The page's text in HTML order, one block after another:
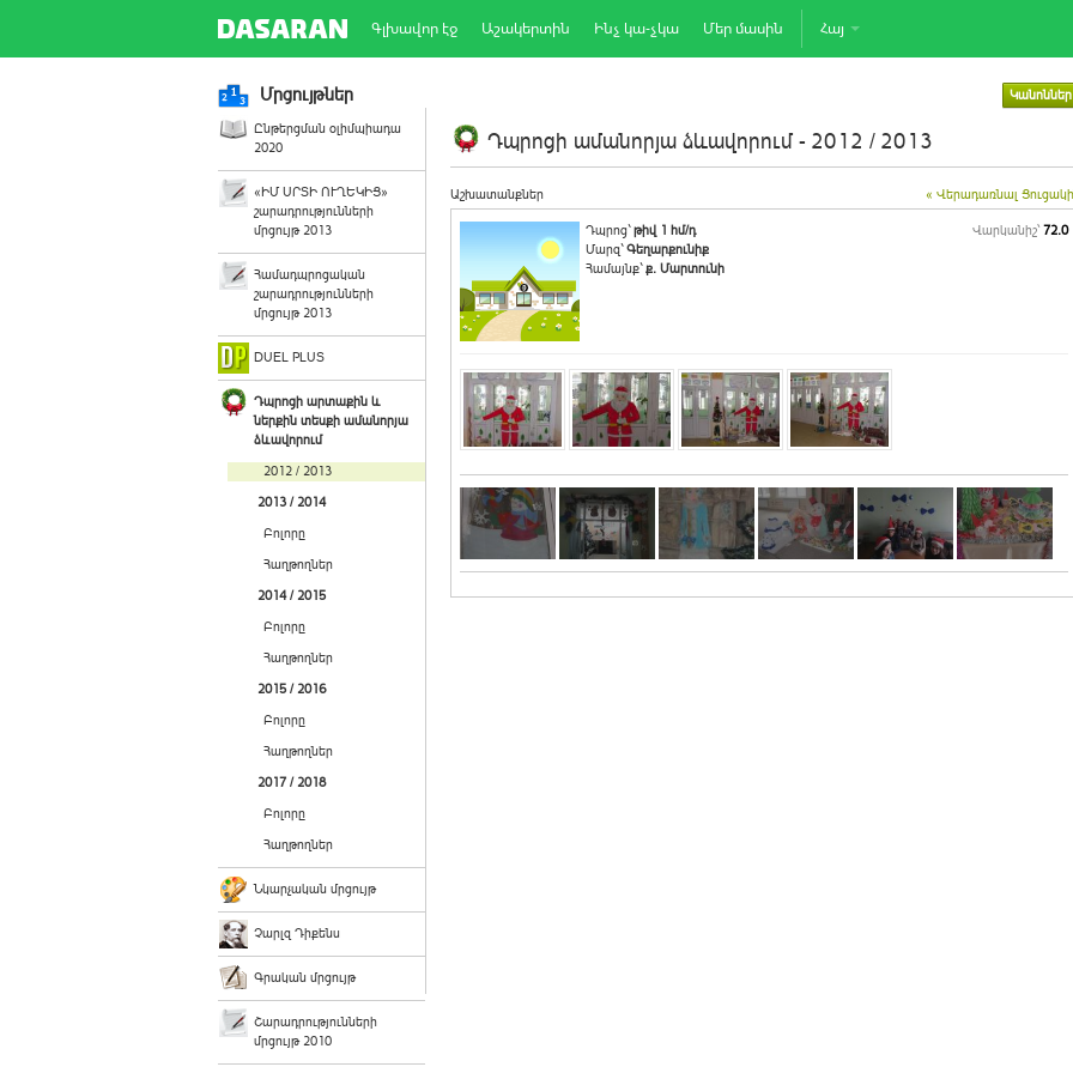
Գլխավոր էջ Աշակերտին Ինչ կա-չկա Մեր մասին Հայ
Մրցույթներ Կանոններ
Ընթերցման օլիմպիադա
2020
«ԻՄ ՍՐՏԻ ՈՒՂԵԿԻՑ»
շարադրությունների
մրցույթ 2013
Համադպրոցական
շարադրությունների
մրցույթ 2013
DUEL PLUS
Դպրոցի արտաքին և
ներքին տեսքի ամանորյա
ձևավորում
2012 / 2013
2013 / 2014
Բոլորը
Հաղթողներ
2014 / 2015
Բոլորը
Հաղթողներ
2015 / 2016
Բոլորը
Հաղթողներ
2017 / 2018
Բոլորը
Հաղթողներ
Նկարչական մրցույթ
Չարլզ Դիքենս
Գրական մրցույթ
Շարադրությունների
մրցույթ 2010
Դպրոցի ամանորյա ձևավորում - 2012 / 2013
Աշխատանքներ « Վերադառնալ
Դպրոց`թիվ 1 հմ/դ
Մարզ`Գեղարքունիք
Համայնք`ք. Մարտունի
Վարկանիշ՝ 72.0